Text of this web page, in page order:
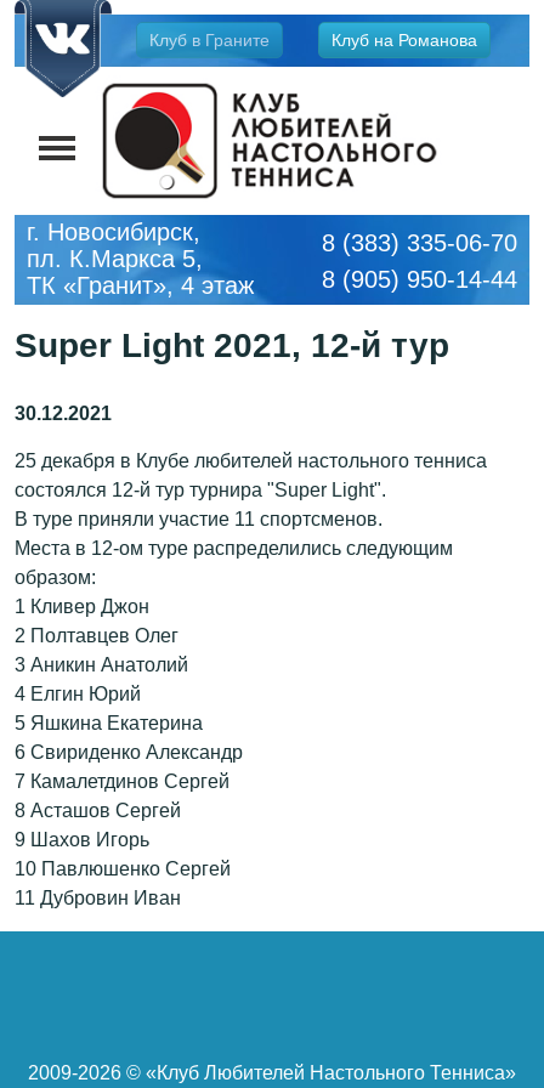
Jump
navigation
Клуб в Граните Клуб на Романова
г. Новосибирск,
пл. К.Маркса 5,
ТК «Гранит», 4 этаж
8 (383) 335-06-70
8 (905) 950-14-44
Super Light 2021, 12-й тур
25 декабря в Клубе любителей настольного тенниса
состоялся 12-й тур турнира "Super Light".
В туре приняли участие 11 спортсменов.
Места в 12-ом туре распределились следующим
образом:
1 Кливер Джон
2 Полтавцев Олег
3 Аникин Анатолий
4 Елгин Юрий
5 Яшкина Екатерина
6 Свириденко Александр
7 Камалетдинов Сергей
8 Асташов Сергей
9 Шахов Игорь
10 Павлюшенко Сергей
11 Дубровин Иван
2009-2026 © «Клуб Любителей Настольного Тенниса»